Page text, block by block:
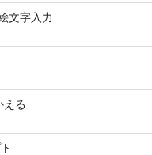
文字入力
える